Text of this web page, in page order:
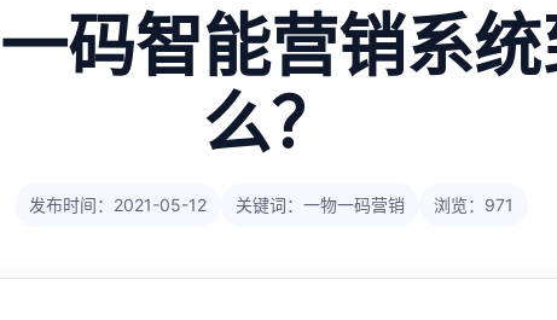
码智能营销系
么？
发布时间：2021-05-12 关键词：一物一码营销 浏览：971